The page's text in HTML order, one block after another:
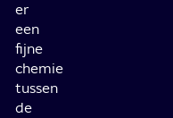
er
een
fijne
chemie
tussen
de